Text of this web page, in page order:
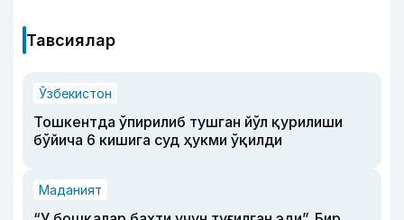
Тавсиялар
Ўзбекистон
Тошкентда ўпирилиб тушган йўл қурилиши
бўйича 6 кишига суд ҳукми ўқилди
Маданият